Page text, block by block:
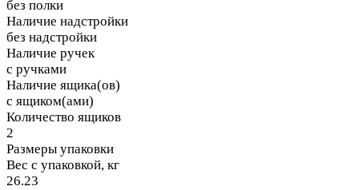
без полки
Наличие надстройки
без надстройки
Наличие ручек
с ручками
Наличие ящика(ов)
с ящиком(ами)
Количество ящиков
2
Размеры упаковки
Вес с упаковкой, кг
26.23